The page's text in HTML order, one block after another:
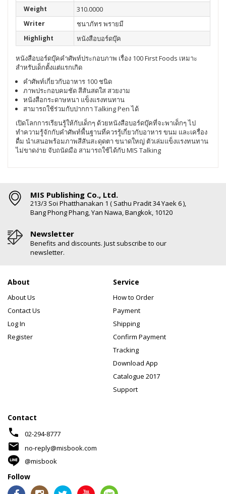
Weight 310.0000
Writer ชนาภัทร พรายมี
Highlight หนังสือบอร์ดบุ๊ค
หนังสือบอร์ดบุ๊คคำศัพท์ประกอบภาพ เรื่อง 100 First Foods เหมาะ
สำหรับเด็กตั้งแต่แรกเกิด
คำศัพท์เกี่ยวกับอาหาร 100 ชนิด
ภาพประกอบคมชัด สีสันสดใส สวยงาม
หนังสือกระดาษหนา แข็งแรงทนทาน
สามารถใช้ร่วมกับปากกา Talking Pen ได้
เปิดโลกการเรียนรู้ให้กับเด็กๆ ด้วยหนังสือบอร์ดบุ๊คที่จะพาเด็กๆ ไป
ทำความรู้จักกับคำศัพท์พื้นฐานที่ควรรู้เกี่ยวกับอาหาร ขนม และเครื่อง
ดื่ม นำเสนอพร้อมภาพสีสันสะดุดตา ขนาดใหญ่ ตัวเล่มแข็งแรงทนทาน
ไม่ขาดง่าย จับถนัดมือ สามารถใช้ได้กับ MIS Talking
MIS Publishing Co., Ltd.
213/3 Soi Phatthanakan 1 ( Sathu Pradit 34 Yaek 6 ),
Bang Phong Phang, Yan Nawa, Bangkok, 10120
Newsletter
Benefits and discounts. Just subscribe to our
newsletter.
About
About Us
Contact Us
Log In
Register
Service
How to Order
Payment
Shipping
Confirm Payment
Tracking
Download App
Catalogue 2017
Support
Contact
phone 02-294-8777
mail
no-reply@misbook.com
@misbook
Follow